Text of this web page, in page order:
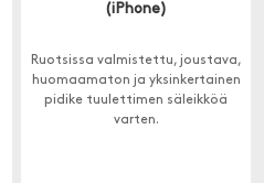
(iPhone)
Ruotsissa valmistettu, joustava,
huomaamaton ja yksinkertainen
pidike tuulettimen säleikköä
varten.